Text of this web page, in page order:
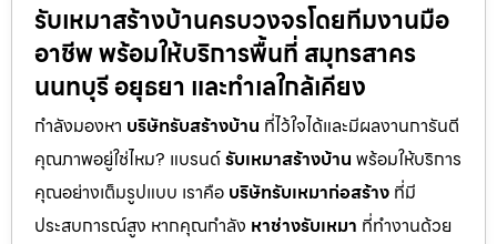
รับเหมาสร้างบ้านครบวงจรโดยทีมงานมือ
อาชีพ พร้อมให้บริการพื้นที่ สมุทรสาคร
นนทบุรี อยุธยา และทำเลใกล้เคียง
กำลังมองหา บริษัทรับสร้างบ้าน ที่ไว้ใจได้และมีผลงานการันตี
คุณภาพอยู่ใช่ไหม? แบรนด์รับเหมาสร้างบ้าน พร้อมให้บริการ
คุณอย่างเต็มรูปแบบ เราคือ บริษัทรับเหมาก่อสร้าง ที่มี
ประสบการณ์สูง หากคุณกำลัง หาช่างรับเหมา ที่ทำงานด้วย